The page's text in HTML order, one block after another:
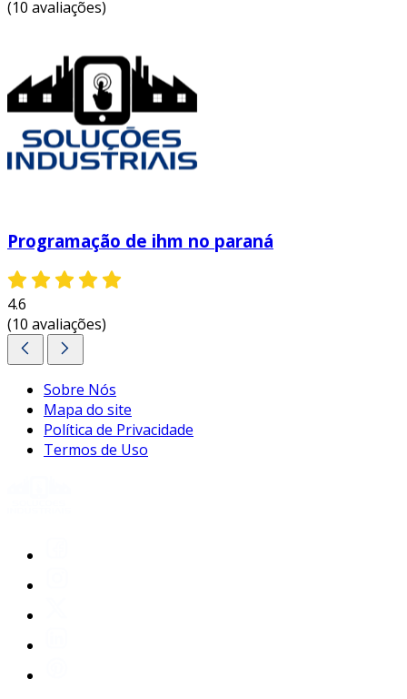
(10 avaliações)
Programação de ihm no paraná
4.6
(10 avaliações)
Sobre Nós
Mapa do site
Política de Privacidade
Termos de Uso